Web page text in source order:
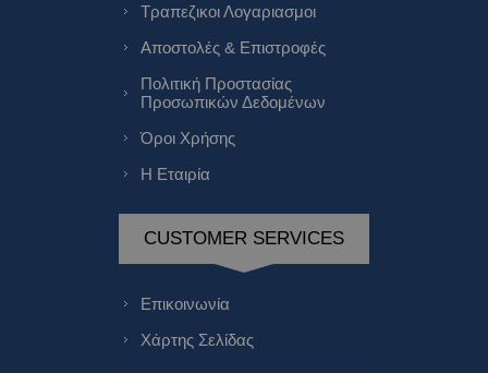
Τραπεζικοι Λογαριασμοι
Αποστολές & Επιστροφές
Πολιτική Προστασίας
Προσωπικών Δεδομένων
Όροι Χρήσης
Η Εταιρία
CUSTOMER SERVICES
Επικοινωνία
Χάρτης Σελίδας